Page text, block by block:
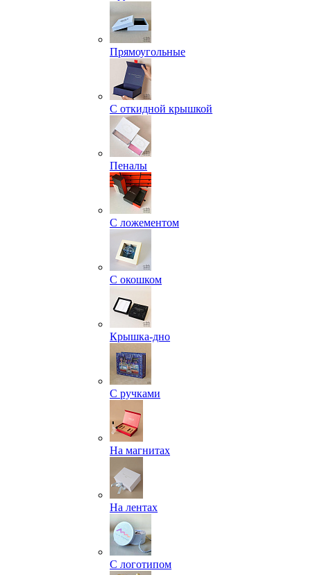
Прямоугольные
С откидной крышкой
Пеналы
С ложементом
С окошком
Крышка-дно
С ручками
На магнитах
На лентах
С логотипом